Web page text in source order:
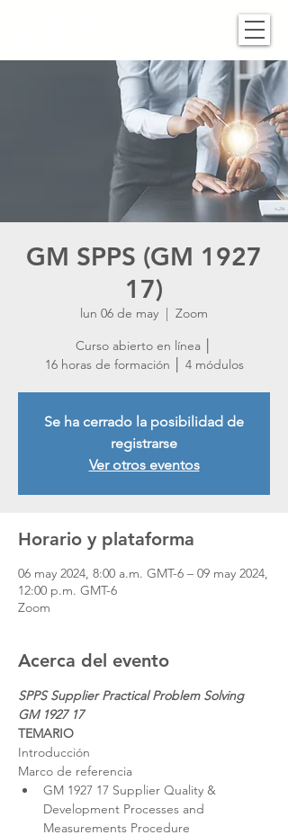
GM SPPS (GM 1927
17)
lun 06 de may
  |
Zoom
Curso abierto en línea │
16 horas de formación │ 4 módulos
Se ha cerrado la posibilidad de
registrarse
Ver otros eventos
Horario y plataforma
06 may 2024, 8:00 a.m. GMT-6 – 09 may 2024,
12:00 p.m. GMT-6
Zoom
Acerca del evento
SPPS Supplier Practical Problem Solving
GM 1927 17
TEMARIO
Introducción
Marco de referencia
GM 1927 17 Supplier Quality &
Development Processes and
Measurements Procedure